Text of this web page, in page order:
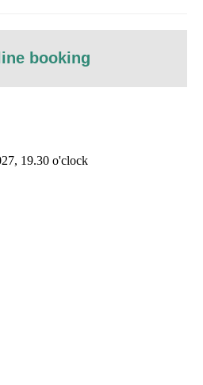
booking
19.30 o'clock